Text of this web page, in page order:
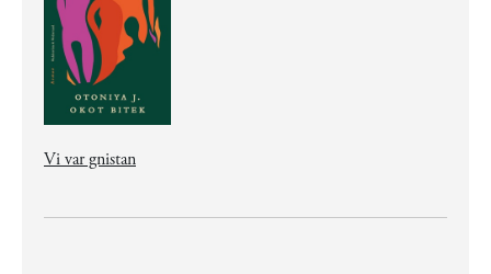
Vi var gnistan